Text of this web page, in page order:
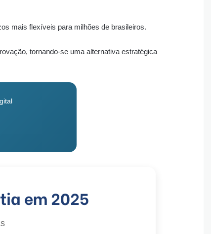
mais flexíveis para milhões de brasileiros.
tornando-se uma alternativa estratégica
em 2025